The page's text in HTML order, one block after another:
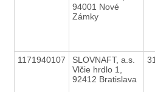
94001 Nové
Zámky
1171940107
SLOVNAFT, a.s.
Vlčie hrdlo 1,
92412 Bratislava